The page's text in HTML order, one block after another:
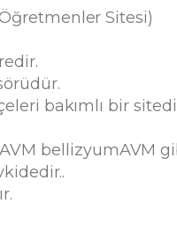
Sitesi)
bakımlı bir
bellizyumAVM